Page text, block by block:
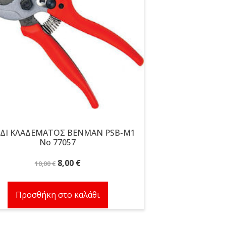
ΚΛΑΔΕΜΑΤΟΣ BENMAN PSB-M1
No 77057
10,00€ Original
10,00 €.
8,00 €Η
είναι:
8,00 €.
Προσθήκη στο καλάθι